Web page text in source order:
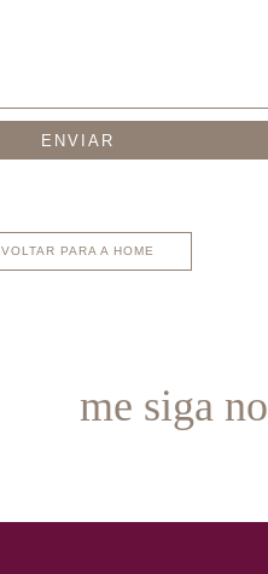
VOLTAR PARA A HOME
me siga no